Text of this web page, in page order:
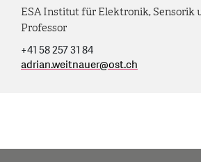
ESA Institut für Elektronik, Sensorik
Professor
+41 58 257 31 84
adrian.weitnauer@ost.ch